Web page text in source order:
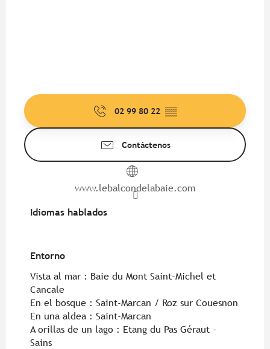
02 99 80 22 ▒▒
Contáctenos
www.lebalcondelabaie.com
Idiomas hablados
Idiomas hablados
Entorno
Entorno
Vista al mar : Baie du Mont Saint-Michel et
Cancale
En el bosque : Saint-Marcan / Roz sur Couesnon
En una aldea : Saint-Marcan
A orillas de un lago : Etang du Pas Géraut -
Sains